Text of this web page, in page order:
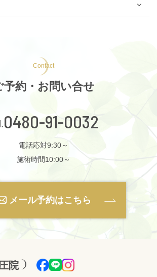
Contact
予約・お問い合せ
0480-91-0032
電話応対9:30～
施術時間10:00～
メール予約はこちら
院